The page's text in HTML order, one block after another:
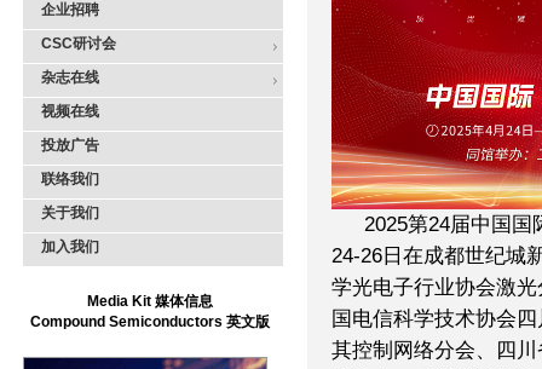
企业招聘
CSC研讨会
杂志在线
视频在线
投放广告
联络我们
关于我们
加入我们
Media Kit 媒体信息
Compound Semiconductors 英文版
2025第24届中国国
24-26日在成都世纪城
学光电子行业协会激
国电信科学技术协会
其控制网络分会、四